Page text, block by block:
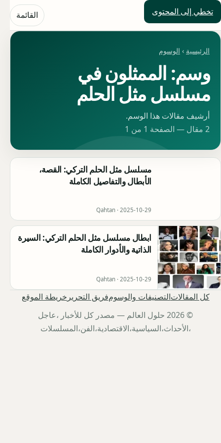
تخطي إلى المحتوى
حلول العالم القائمة
الرئيسية › الوسوم
وسم: الممثلون في
مسلسل مثل الحلم
أرشيف مقالات هذا الوسم.
2 مقال — الصفحة 1 من 1
مسلسل مثل الحلم التركي: القصة،
الأبطال والتفاصيل الكاملة
Qahtan · 2025-10-29
ابطال مسلسل مثل الحلم التركي: السيرة
الذاتية والأدوار الكاملة
Qahtan · 2025-10-29
كل المقالاتالتصنيفات والوسومفريق التحرير خريطة الموقع
© 2026 حلول العالم — مصدر كل للأخبار ،عاجل
،الأحداث،السياسية،الاقتصادية،الفن،المسلسلات